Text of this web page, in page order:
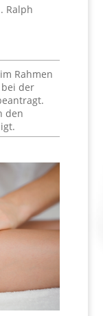
Ralph
Rahmen
der
den